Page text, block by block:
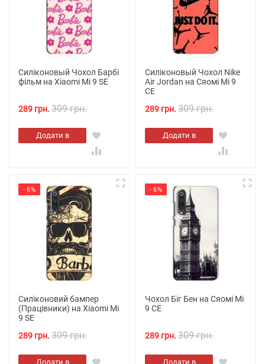
Силіконовый Чохол Барбі
фільм на Xiaomi Mi 9 SE
289 грн. 309 грн.
Додати в
кошик
Силіконовый Чохол Nike
Air Jordan на Сяомі Мі 9
СЕ
289 грн. 309 грн.
Додати в
кошик
- 6%
Силіконовий бампер
(Працівники) на Xiaomi Mi
9 SE
289 грн. 309 грн.
Додати в
- 6%
Чохол Біг Бен на Сяомі Мі
9 СЕ
289 грн. 309 грн.
Додати в